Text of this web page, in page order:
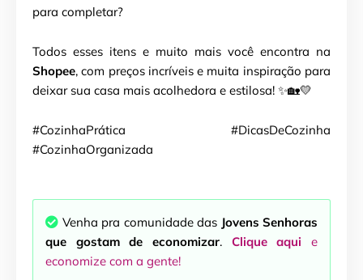
para completar?
Todos esses itens e muito mais você encontra na
Shopee, com preços incríveis e muita inspiração para
deixar sua casa mais acolhedora e estilosa! ✨🏡💛
#CozinhaPrática #DicasDeCozinha
#CozinhaOrganizada
Venha pra comunidade das Jovens Senhoras
que gostam de economizar. Clique aquie
economize com a gente!